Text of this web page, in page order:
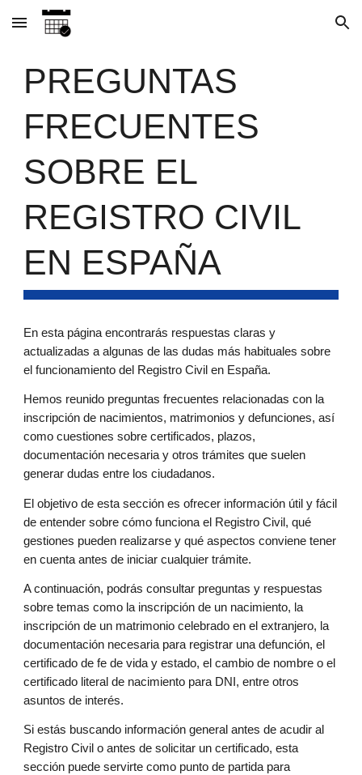
Skip to main content Skip to navigation
PREGUNTAS
FRECUENTES
SOBRE EL
REGISTRO CIVIL
EN ESPAÑA
En esta página encontrarás respuestas claras y
actualizadas a algunas de las dudas más habituales sobre
el funcionamiento del Registro Civil en España.
Hemos reunido preguntas frecuentes relacionadas con la
inscripción de nacimientos, matrimonios y defunciones, así
como cuestiones sobre certificados, plazos,
documentación necesaria y otros trámites que suelen
generar dudas entre los ciudadanos.
El objetivo de esta sección es ofrecer información útil y fácil
de entender sobre cómo funciona el Registro Civil, qué
gestiones pueden realizarse y qué aspectos conviene tener
en cuenta antes de iniciar cualquier trámite.
A continuación, podrás consultar preguntas y respuestas
sobre temas como la inscripción de un nacimiento, la
inscripción de un matrimonio celebrado en el extranjero, la
documentación necesaria para registrar una defunción, el
certificado de fe de vida y estado, el cambio de nombre o el
certificado literal de nacimiento para DNI, entre otros
asuntos de interés.
Si estás buscando información general antes de acudir al
Registro Civil o antes de solicitar un certificado, esta
sección puede servirte como punto de partida para